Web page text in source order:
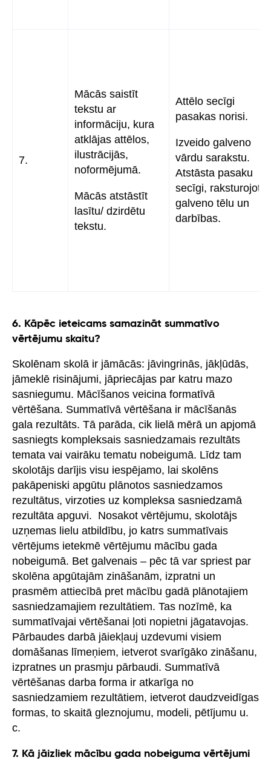
7.
Mācās saistīt
tekstu ar
informāciju, kura
atklājas attēlos,
ilustrācijās,
noformējumā.
Mācās atstāstīt
lasītu/ dzirdētu
tekstu.
Attēlo secīgi
pasakas norisi.
Izveido galveno
vārdu sarakstu.
Atstāsta pasaku
secīgi, raksturojot
galveno tēlu un
darbības.
6. Kāpēc ieteicams samazināt summatīvo
vērtējumu skaitu?
Skolēnam skolā ir jāmācās: jāvingrinās, jākļūdās,
jāmeklē risinājumi, jāpriecājas par katru mazo
sasniegumu. Mācīšanos veicina formatīvā
vērtēšana. Summatīvā vērtēšana ir mācīšanās
gala rezultāts. Tā parāda, cik lielā mērā un apjomā
sasniegts kompleksais sasniedzamais rezultāts
temata vai vairāku tematu nobeigumā. Līdz tam
skolotājs darījis visu iespējamo, lai skolēns
pakāpeniski apgūtu plānotos sasniedzamos
rezultātus, virzoties uz kompleksa sasniedzamā
rezultāta apguvi. Nosakot vērtējumu, skolotājs
uzņemas lielu atbildību, jo katrs summatīvais
vērtējums ietekmē vērtējumu mācību gada
nobeigumā. Bet galvenais – pēc tā var spriest par
skolēna apgūtajām zināšanām, izpratni un
prasmēm attiecībā pret mācību gadā plānotajiem
sasniedzamajiem rezultātiem. Tas nozīmē, ka
summatīvajai vērtēšanai ļoti nopietni jāgatavojas.
Pārbaudes darbā jāiekļauj uzdevumi visiem
domāšanas līmeņiem, ietverot svarīgāko zināšanu,
izpratnes un prasmju pārbaudi. Summatīvā
vērtēšanas darba forma ir atkarīga no
sasniedzamiem rezultātiem, ietverot daudzveidīgas
formas, to skaitā gleznojumu, modeli, pētījumu u.
c.
7. Kā jāizliek mācību gada nobeiguma vērtējumi